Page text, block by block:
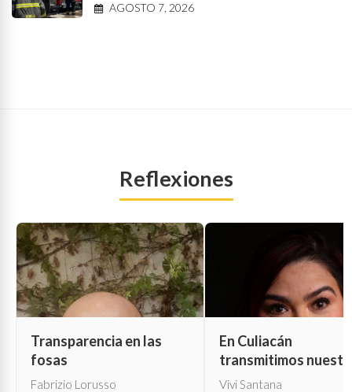
AGOSTO 7, 2026
Reflexiones
Transparencia en las
fosas
Fabrizio Lorusso
En Culiacán
transmitimos
propia muerte
Vivi Santana